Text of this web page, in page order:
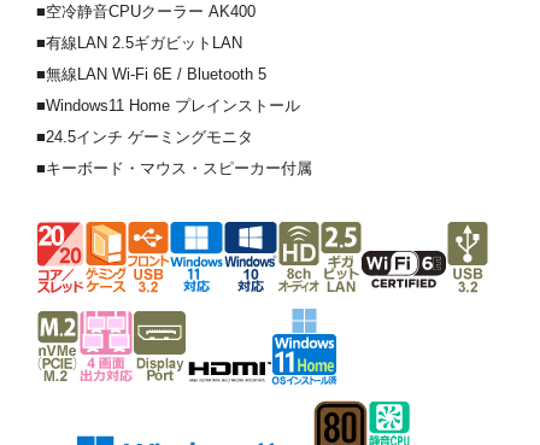
■空冷静音CPUクーラー AK400
■有線LAN 2.5ギガビットLAN
■無線LAN Wi-Fi 6E / Bluetooth 5
■Windows11 Home プレインストール
■24.5インチ ゲーミングモニタ
■キーボード・マウス・スピーカー付属